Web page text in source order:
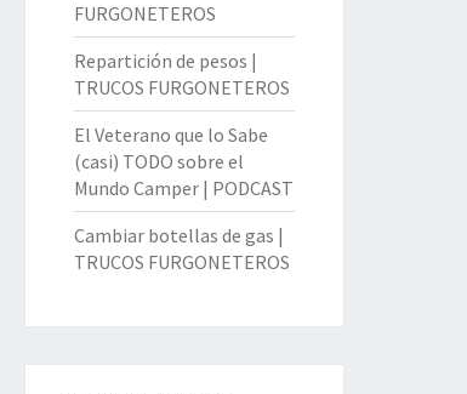
FURGONETEROS
Repartición de pesos |
TRUCOS FURGONETEROS
El Veterano que lo Sabe
(casi) TODO sobre el
Mundo Camper | PODCAST
Cambiar botellas de gas |
TRUCOS FURGONETEROS